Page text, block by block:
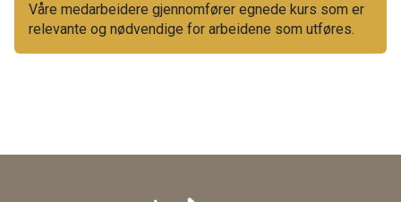
Våre medarbeidere gjennomfører egnede kurs som er
relevante og nødvendige for arbeidene som utføres.​​​